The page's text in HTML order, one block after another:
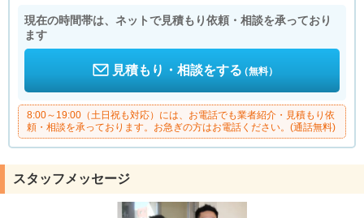
現在の時間帯は、ネットで見積もり依頼・相談を承っており
ます
見積もり・相談をする（無料）
8:00～19:00（土日祝も対応）には、お電話でも業者紹介・見積もり依
頼・相談を承っております。お急ぎの方はお電話ください。(通話無料)
スタッフメッセージ